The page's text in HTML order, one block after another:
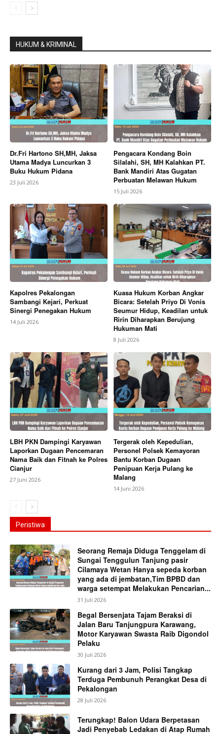
HUKUM & KRIMINAL
Dr.Fri Hartono SH,MH, Jaksa
Utama Madya Luncurkan 3
Buku Hukum Pidana
23 Juli 2026
Pengacara Kondang Boin
Silalahi, SH, MH Kalahkan PT.
Bank Mandiri Atas Gugatan
Perbuatan Melawan Hukum
15 Juli 2026
Kapolres Pekalongan
Sambangi Kejari, Perkuat
Sinergi Penegakan Hukum
14 Juli 2026
Kuasa Hukum Korban Angkar
Bicara: Setelah Priyo Di Vonis
Seumur Hidup, Keadilan untuk
Ririn Diharapkan Berujung
Hukuman Mati
8 Juli 2026
LBH PKN Dampingi Karyawan
Laporkan Dugaan Pencemaran
Nama Baik dan Fitnah ke Polres
Cianjur
27 Juni 2026
Tergerak oleh Kepedulian,
Personel Polsek Kemayoran
Bantu Korban Dugaan
Penipuan Kerja Pulang ke
Malang
14 Juni 2026
Peristiwa
Seorang Remaja Diduga Tenggelam di
Sungai Tenggulun Tanjung pasir
Cilamaya Wetan Hanya sepeda korban
yang ada di jembatan,Tim BPBD dan
warga setempat Melakukan Pencarian...
31 Juli 2026
Begal Bersenjata Tajam Beraksi di
Jalan Baru Tanjungpura Karawang,
Motor Karyawan Swasta Raib Digondol
Pelaku
30 Juli 2026
Kurang dari 3 Jam, Polisi Tangkap
Terduga Pembunuh Perangkat Desa di
Pekalongan
28 Juli 2026
Terungkap! Balon Udara Berpetasan
Jadi Penyebab Ledakan di Atap Rumah